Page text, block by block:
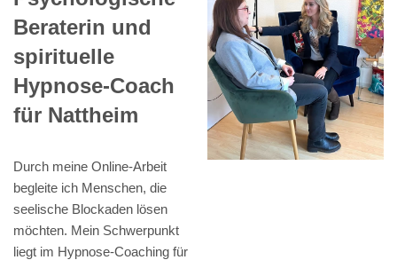
Beraterin und
spirituelle
Hypnose-Coach
für Nattheim
Durch meine Online-Arbeit
begleite ich Menschen, die
seelische Blockaden lösen
möchten. Mein Schwerpunkt
liegt im Hypnose-Coaching für